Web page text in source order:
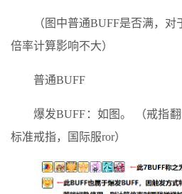
（图中普通BUFF是否满，
倍率计算影响不大）
普通BUFF
爆发BUFF：如图。 （戒指
标准戒指，国际服ror）